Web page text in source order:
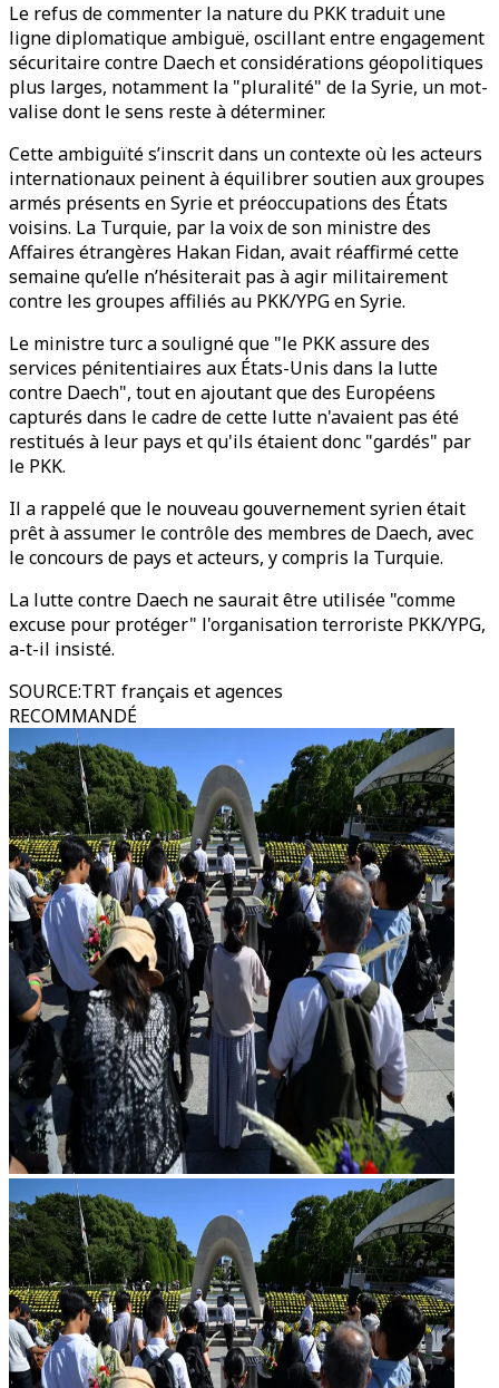
Le refus de commenter la nature du PKK traduit une
ligne diplomatique ambiguë, oscillant entre engagement
sécuritaire contre Daech et considérations géopolitiques
plus larges, notamment la "pluralité" de la Syrie, un mot-
valise dont le sens reste à déterminer.
Cette ambiguïté s’inscrit dans un contexte où les acteurs
internationaux peinent à équilibrer soutien aux groupes
armés présents en Syrie et préoccupations des États
voisins. La Turquie, par la voix de son ministre des
Affaires étrangères Hakan Fidan, avait réaffirmé cette
semaine qu’elle n’hésiterait pas à agir militairement
contre les groupes affiliés au PKK/YPG en Syrie.
Le ministre turc a souligné que "le PKK assure des
services pénitentiaires aux États-Unis dans la lutte
contre Daech", tout en ajoutant que des Européens
capturés dans le cadre de cette lutte n'avaient pas été
restitués à leur pays et qu'ils étaient donc "gardés" par
le PKK.
Il a rappelé que le nouveau gouvernement syrien était
prêt à assumer le contrôle des membres de Daech, avec
le concours de pays et acteurs, y compris la Turquie.
La lutte contre Daech ne saurait être utilisée "comme
excuse pour protéger" l'organisation terroriste PKK/YPG,
a-t-il insisté.
SOURCE:TRT français et agences
RECOMMANDÉ